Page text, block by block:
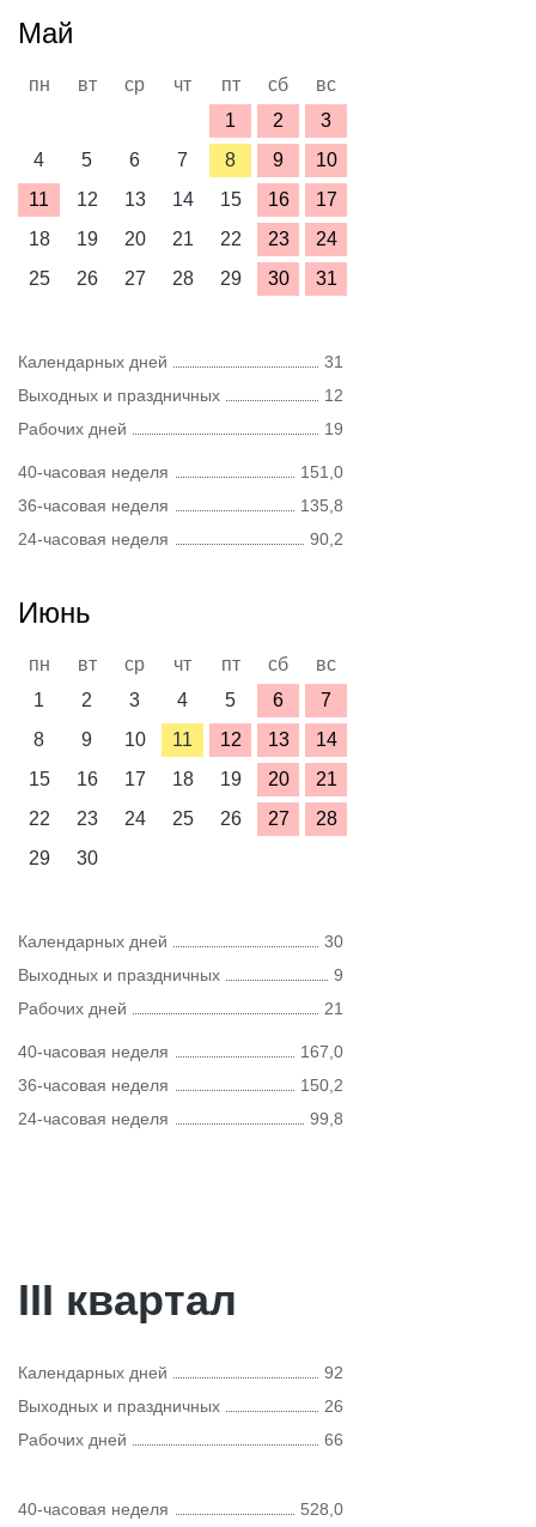
Май
пн вт ср чт пт сб
вс
1
2
3
4
5 6 7 8 9
10
11
12 13 14 15 16
17
18
19 20 21 22 23
24
25
26 27 28 29 30 31
Календарных дней
31
Выходных и праздничных
12
Рабочих дней
19
40-часовая неделя
151,0
36-часовая неделя
135,8
24-часовая неделя
90,2
Июнь
пн вт ср чт пт сб
вс
1
2 3 4 5 6
7
8
9 10 11 12 13
14
15
16 17 18 19 20
21
22
23 24 25 26 27
28
29
30
Календарных дней
30
Выходных и праздничных
9
Рабочих дней
21
40-часовая неделя
167,0
36-часовая неделя
150,2
24-часовая неделя
99,8
III квартал
Календарных дней
92
Выходных и праздничных
26
Рабочих дней
66
40-часовая неделя 528,0